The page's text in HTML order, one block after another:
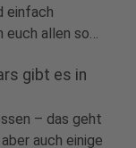
einfach
euch allen so
gibt es in
– das geht
auch einige